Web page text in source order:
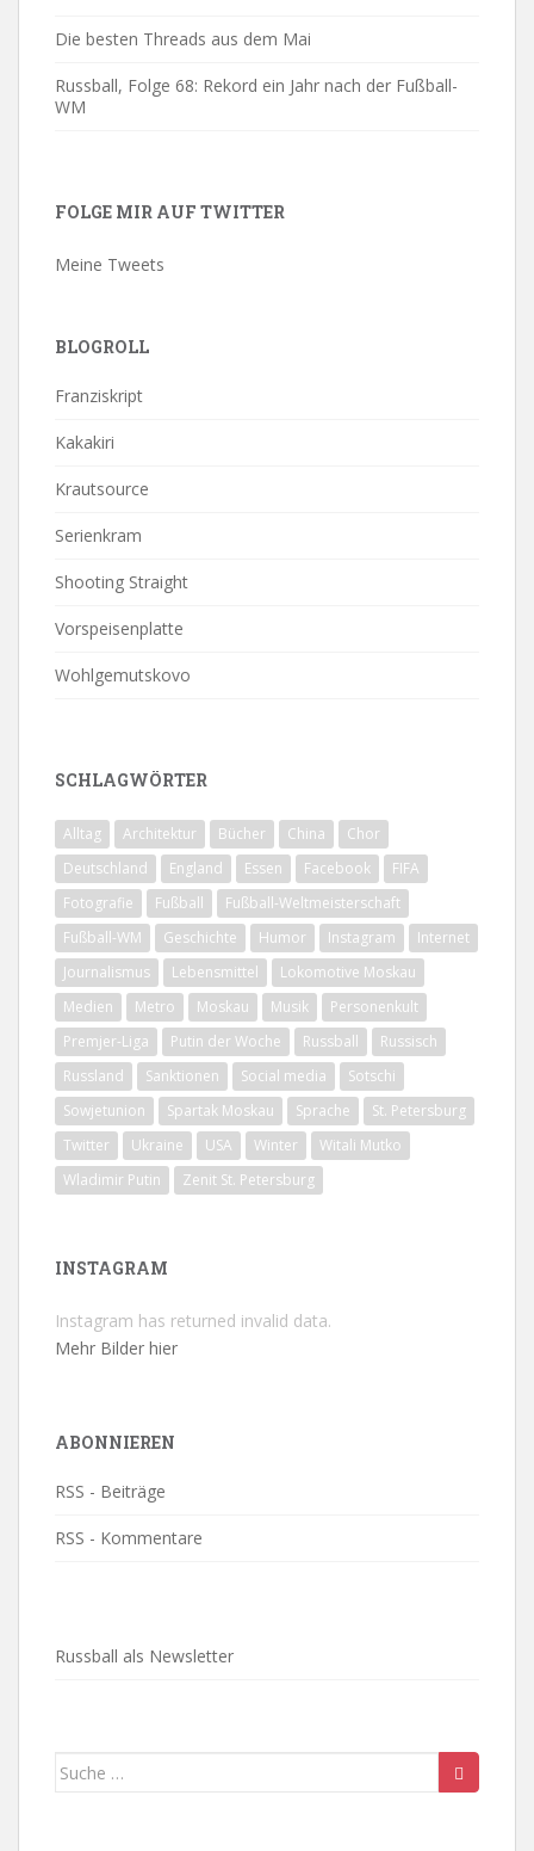
Die besten Threads aus dem Mai
Russball, Folge 68: Rekord ein Jahr nach der Fußball-
WM
FOLGE MIR AUF TWITTER
Meine Tweets
BLOGROLL
Franziskript
Kakakiri
Krautsource
Serienkram
Shooting Straight
Vorspeisenplatte
Wohlgemutskovo
SCHLAGWÖRTER
Alltag Architektur Bücher China
Chor
Deutschland
England Essen Facebook
FIFA
Fotografie
Fußball
Fußball-Weltmeisterschaft
Fußball-WM
Geschichte Humor Instagram
Internet
Journalismus
Lebensmittel
Lokomotive Moskau
Medien
Metro Moskau Musik
Personenkult
Premjer-Liga
Putin der Woche Russball
Russisch
Russland
Sanktionen Social media
Sotschi
Sowjetunion
Spartak Moskau Sprache
St. Petersburg
Twitter
Ukraine USA Winter
Witali Mutko
Wladimir Putin
Zenit St. Petersburg
INSTAGRAM
Instagram has returned invalid data.
Mehr Bilder hier
ABONNIEREN
RSS - Beiträge
RSS - Kommentare
Russball als Newsletter
Suche